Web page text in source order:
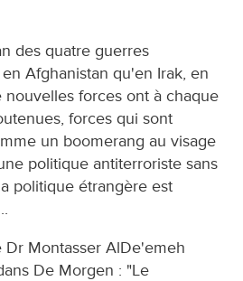
des quatre guerres
Afghanistan qu'en Irak, en
nouvelles forces ont à chaque
forces qui sont
un boomerang au visage
politique antiterroriste sans
politique étrangère est
Dr Montasser AlDe'emeh
De Morgen : "Le